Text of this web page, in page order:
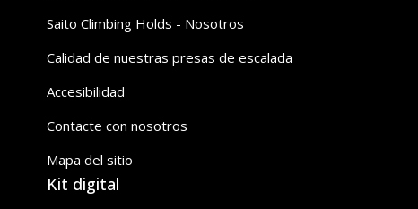
Saito Climbing Holds - Nosotros
Calidad de nuestras presas de escalada
Accesibilidad
Contacte con nosotros
Mapa del sitio
Kit digital